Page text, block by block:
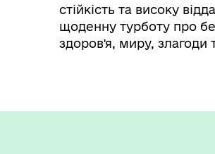
стійкість та високу
щоденну турботу про
здоров'я, миру, злагоди